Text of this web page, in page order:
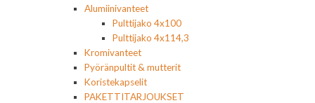
Alumiinivanteet
Pulttijako 4x100
Pulttijako 4x114,3
Kromivanteet
Pyöränpultit & mutterit
Koristekapselit
PAKETTITARJOUKSET